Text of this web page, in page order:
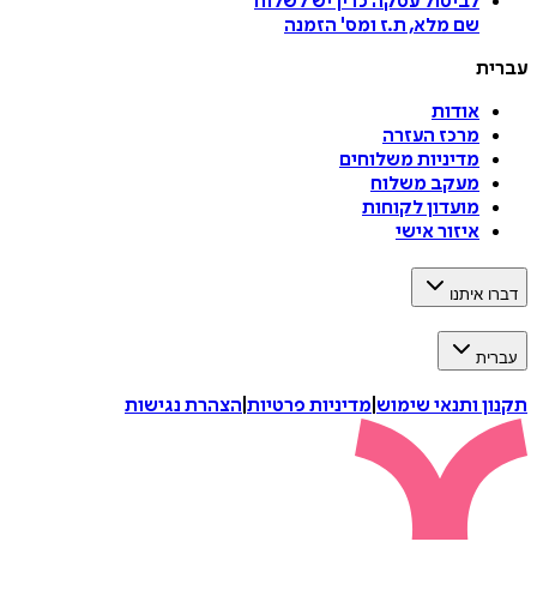
שם מלא, ת.ז ומס' הזמנה
עברית
אודות
מרכז העזרה
מדיניות משלוחים
מעקב משלוח
מועדון לקוחות
איזור אישי
דברו איתנו
עברית
תקנון ותנאי שימוש מדיניות פרטיות הצהרת נגישות